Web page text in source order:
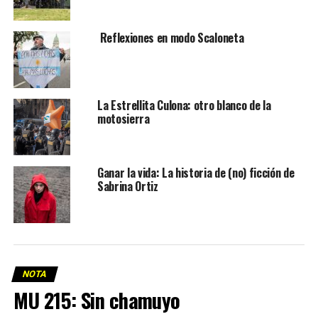
Reflexiones en modo Scaloneta
La Estrellita Culona: otro blanco de la
motosierra
Ganar la vida: La historia de (no) ficción de
Sabrina Ortiz
NOTA
MU 215: Sin chamuyo